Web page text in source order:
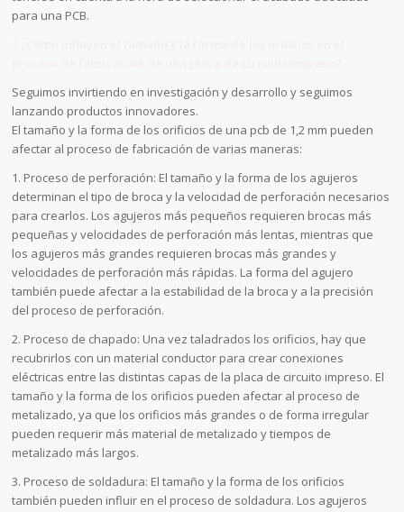
para una PCB.
Seguimos invirtiendo en investigación y desarrollo y seguimos
lanzando productos innovadores.
El tamaño y la forma de los orificios de una pcb de 1,2 mm pueden
afectar al proceso de fabricación de varias maneras:
1. Proceso de perforación: El tamaño y la forma de los agujeros
determinan el tipo de broca y la velocidad de perforación necesarios
para crearlos. Los agujeros más pequeños requieren brocas más
pequeñas y velocidades de perforación más lentas, mientras que
los agujeros más grandes requieren brocas más grandes y
velocidades de perforación más rápidas. La forma del agujero
también puede afectar a la estabilidad de la broca y a la precisión
del proceso de perforación.
2. Proceso de chapado: Una vez taladrados los orificios, hay que
recubrirlos con un material conductor para crear conexiones
eléctricas entre las distintas capas de la placa de circuito impreso. El
tamaño y la forma de los orificios pueden afectar al proceso de
metalizado, ya que los orificios más grandes o de forma irregular
pueden requerir más material de metalizado y tiempos de
metalizado más largos.
3. Proceso de soldadura: El tamaño y la forma de los orificios
también pueden influir en el proceso de soldadura. Los agujeros